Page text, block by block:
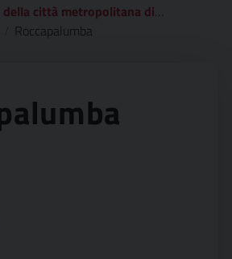
città metropolitana di palermo
Roccapalumba